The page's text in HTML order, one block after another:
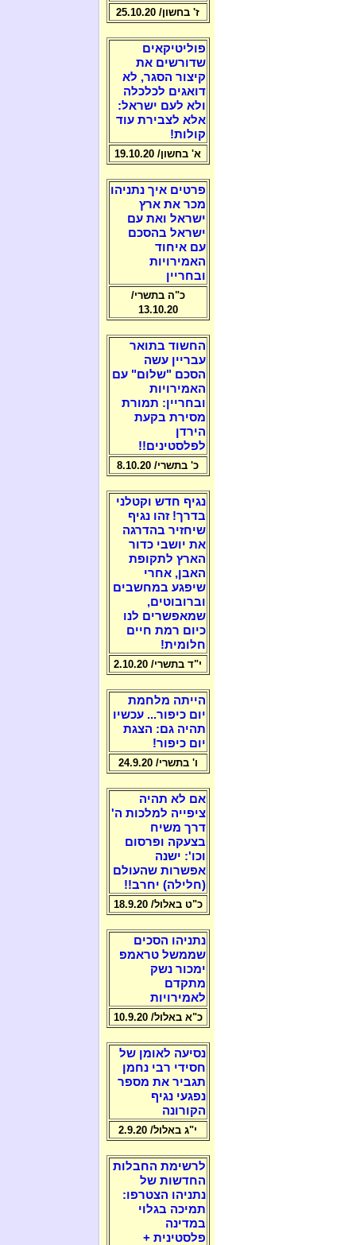
ז' בחשון/ 25.10.20
פוליטיקאים
שדורשים את
קיצור הסגר, לא
דואגים לכלכלה
ולא לעם ישראל:
אלא לצבירת עוד
קולות!
א' בחשון/ 19.10.20
פרטים איך נתניהו
מכר את ארץ
ישראל ואת עם
ישראל בהסכם
עם איחוד
האמירויות
ובחריין
כ"ה בתשרי/
13.10.20
החשוד בתואר
עבריין עשה
הסכם "שלום" עם
האמירויות
ובחריין: תמורת
מסירת בקעת
הירדן
לפלסטינים!!
כ' בתשרי/ 8.10.20
נגיף חדש וקטלני
בדרך! זהו נגיף
שיחזיר בהדרגה
את יושבי כדור
הארץ לתקופת
האבן, אחרי
שיפגע במחשבים
וברובוטים,
שמאפשרים לנו
כיום רמת חיים
חלומית!
י"ד בתשרי/ 2.10.20
הייתה מלחמת
יום כיפור... עכשיו
תהיה גם: הצגת
יום כיפור!
ו' בתשרי/ 24.9.20
אם לא תהיה
ציפייה למלכות ה'
דרך משיח
בצעקה ופרסום
וכו': ישנה
אפשרות שהעולם
(חלילה) יחרב!!
כ"ט באלול/ 18.9.20
נתניהו הסכים
שממשל טראמפ
ימכור נשק
מתקדם
לאמירויות
כ"א באלול/ 10.9.20
נסיעה לאומן של
חסידי רבי נחמן
תגביר את מספר
נפגעי נגיף
הקורונה
י"ג באלול/ 2.9.20
לרשימת החבלות
החדשות של
נתניהו הצטרפו:
תמיכה בגלוי
במדינה
פלסטינית +